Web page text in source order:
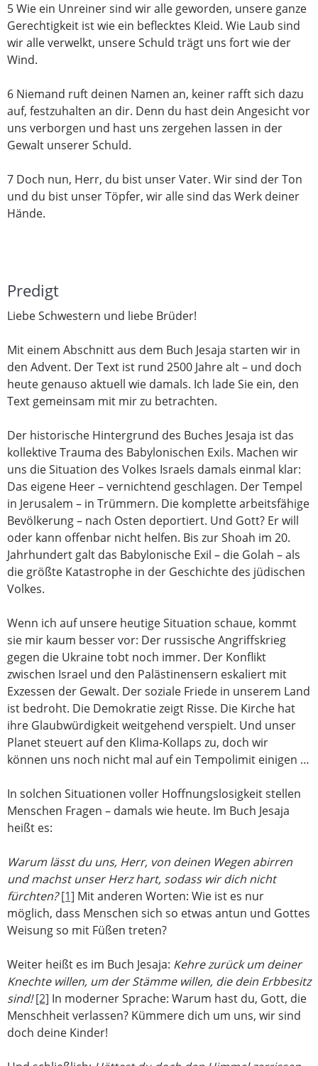
5 Wie ein Unreiner sind wir alle geworden, unsere ganze
Gerechtigkeit ist wie ein beflecktes Kleid. Wie Laub sind
wir alle verwelkt, unsere Schuld trägt uns fort wie der
Wind.
6 Niemand ruft deinen Namen an, keiner rafft sich dazu
auf, festzuhalten an dir. Denn du hast dein Angesicht vor
uns verborgen und hast uns zergehen lassen in der
Gewalt unserer Schuld.
7 Doch nun, Herr, du bist unser Vater. Wir sind der Ton
und du bist unser Töpfer, wir alle sind das Werk deiner
Hände.
Predigt
Liebe Schwestern und liebe Brüder!
Mit einem Abschnitt aus dem Buch Jesaja starten wir in
den Advent. Der Text ist rund 2500 Jahre alt – und doch
heute genauso aktuell wie damals. Ich lade Sie ein, den
Text gemeinsam mit mir zu betrachten.
Der historische Hintergrund des Buches Jesaja ist das
kollektive Trauma des Babylonischen Exils. Machen wir
uns die Situation des Volkes Israels damals einmal klar:
Das eigene Heer – vernichtend geschlagen. Der Tempel
in Jerusalem – in Trümmern. Die komplette arbeitsfähige
Bevölkerung – nach Osten deportiert. Und Gott? Er will
oder kann offenbar nicht helfen. Bis zur Shoah im 20.
Jahrhundert galt das Babylonische Exil – die Golah – als
die größte Katastrophe in der Geschichte des jüdischen
Volkes.
Wenn ich auf unsere heutige Situation schaue, kommt
sie mir kaum besser vor: Der russische Angriffskrieg
gegen die Ukraine tobt noch immer. Der Konflikt
zwischen Israel und den Palästinensern eskaliert mit
Exzessen der Gewalt. Der soziale Friede in unserem Land
ist bedroht. Die Demokratie zeigt Risse. Die Kirche hat
ihre Glaubwürdigkeit weitgehend verspielt. Und unser
Planet steuert auf den Klima-Kollaps zu, doch wir
können uns noch nicht mal auf ein Tempolimit einigen …
In solchen Situationen voller Hoffnungslosigkeit stellen
Menschen Fragen – damals wie heute. Im Buch Jesaja
heißt es:
Warum lässt du uns, Herr, von deinen Wegen abirren
und machst unser Herz hart, sodass wir dich nicht
fürchten? [1] Mit anderen Worten: Wie ist es nur
möglich, dass Menschen sich so etwas antun und Gottes
Weisung so mit Füßen treten?
Weiter heißt es im Buch Jesaja: Kehre zurück um deiner
Knechte willen, um der Stämme willen, die dein Erbbesitz
sind! [2] In moderner Sprache: Warum hast du, Gott, die
Menschheit verlassen? Kümmere dich um uns, wir sind
doch deine Kinder!